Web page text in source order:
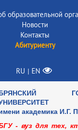
образовательной
Новости
Контакты
Абитуриенту
RU | EN
академика И.Г.
- вуз для тех,